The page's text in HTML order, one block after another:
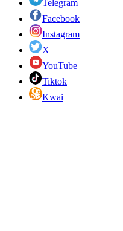
Telegram
Facebook
Instagram
X
YouTube
Tiktok
Kwai